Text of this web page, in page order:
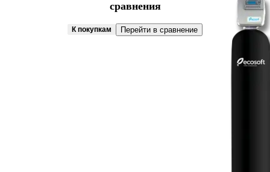
сравнения
К покупкам Перейти в сравнение